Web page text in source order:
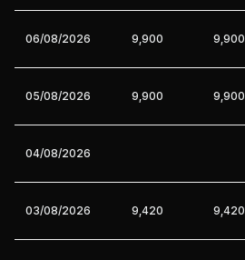
06/08/2026 9,900 9,900
05/08/2026 9,900 9,900
04/08/2026
03/08/2026 9,420 9,420